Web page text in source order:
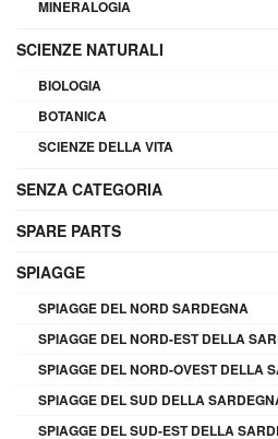
MINERALOGIA
SCIENZE NATURALI
BIOLOGIA
BOTANICA
SCIENZE DELLA VITA
SENZA CATEGORIA
SPARE PARTS
SPIAGGE
SPIAGGE DEL NORD SARDEGNA
SPIAGGE DEL NORD-EST DELLA
SPIAGGE DEL NORD-OVEST DELLA
SPIAGGE DEL SUD DELLA
SPIAGGE DEL SUD-EST DELLA